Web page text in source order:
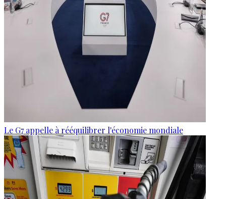
Le G7 appelle à rééquilibrer l'économie mondiale